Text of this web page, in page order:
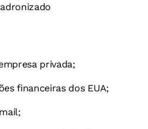
privada;
financeiras dos EUA;